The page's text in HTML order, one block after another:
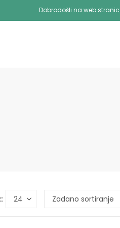
Dobrodošli na web